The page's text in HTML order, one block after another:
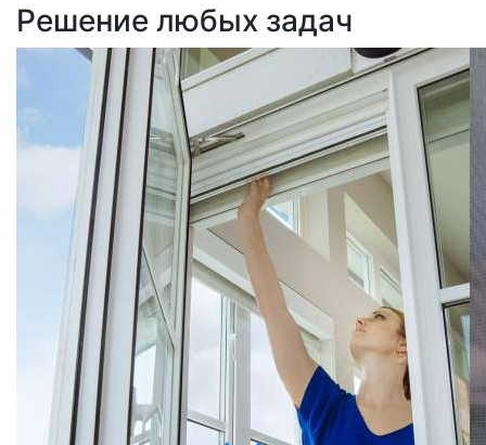
Решение любых задач